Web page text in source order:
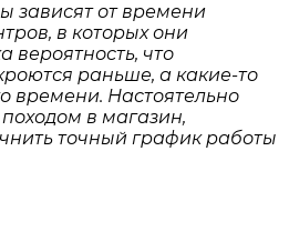
зависят от времени
в которых они
вероятность, что
раньше, а какие-то
времени. Настоятельно
в магазин,
точный график работы